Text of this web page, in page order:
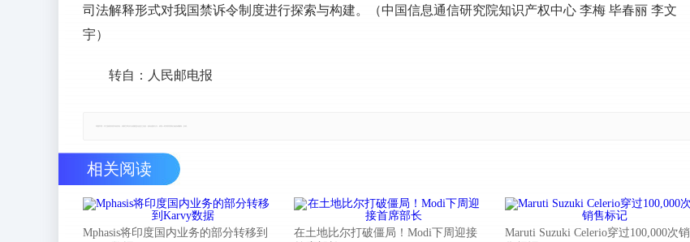
司法解释形式对我国禁诉令制度进行探索与构建。（中国信息通信研究院知识产权中心 李梅 毕春丽 李文
宇）
转自：人民邮电报
相关阅读
Mphasis将印度国内业务的部分转移到
在土地比尔打破僵局！Modi下周迎接
Maruti Suzuki Celerio穿过100,000次销